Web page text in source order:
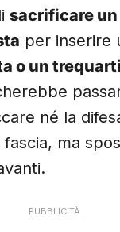
sacrificare un
per inserire
o un
né la
ma